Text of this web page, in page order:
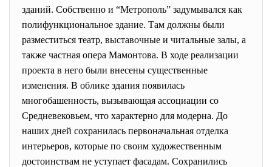
зданий. Собственно и “Метрополь” задумывался как
полифункциональное здание. Там должны были
разместиться театр, выставочные и читальные залы, а
также частная опера Мамонтова. В ходе реализации
проекта в него были внесены существенные
изменения. В облике здания появилась
многобашенность, вызывающая ассоциации со
Средневековьем, что характерно для модерна. До
наших дней сохранилась первоначальная отделка
интерьеров, которые по своим художественным
достоинствам не уступает фасадам. Сохранились